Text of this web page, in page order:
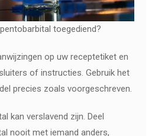
toegediend?
op uw receptetiket en
of instructies. Gebruik het
precies zoals voorgeschreven.
kan verslavend zijn. Deel
nooit met iemand anders,